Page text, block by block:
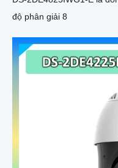
độ phân giải 8